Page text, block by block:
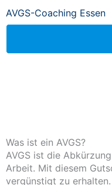
AVGS-Coaching Essen
Was ist ein AVGS?
AVGS ist die
Arbeit. Mit diesem
vergünstigt zu erhalten.